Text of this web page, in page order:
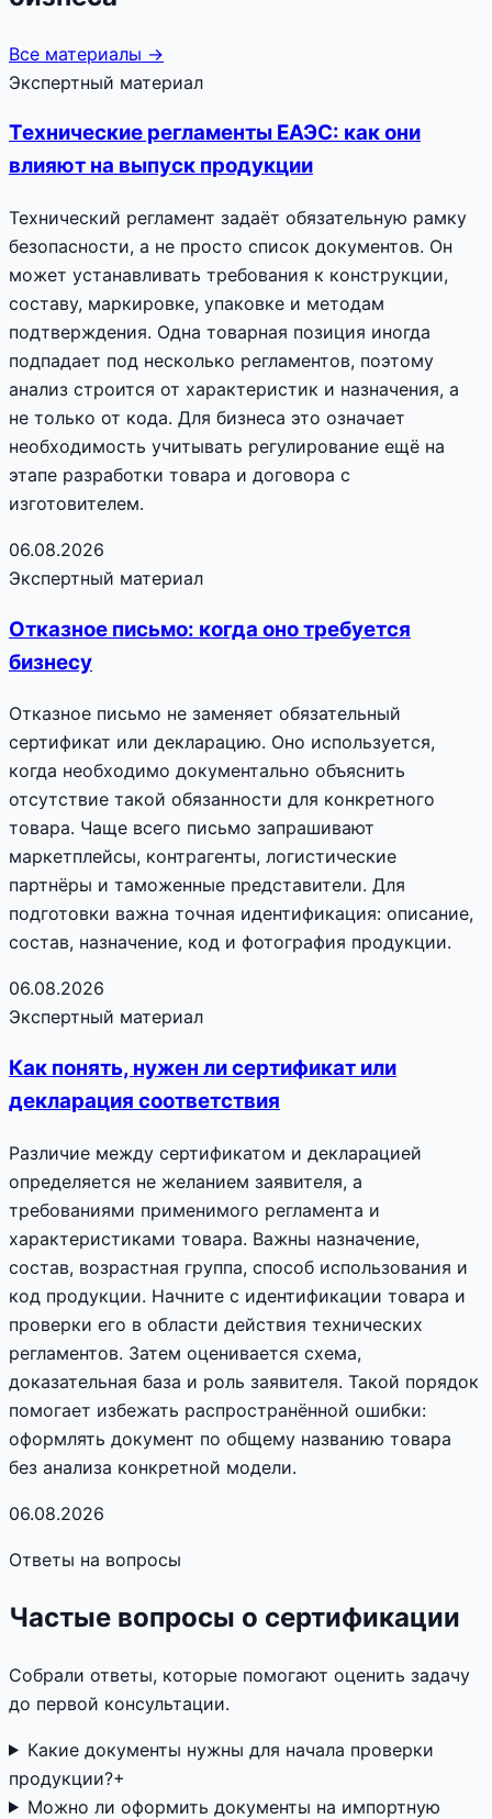
Все материалы →
Экспертный материал
Технические регламенты ЕАЭС: как они
влияют на выпуск продукции
Технический регламент задаёт обязательную рамку
безопасности, а не просто список документов. Он
может устанавливать требования к конструкции,
составу, маркировке, упаковке и методам
подтверждения. Одна товарная позиция иногда
подпадает под несколько регламентов, поэтому
анализ строится от характеристик и назначения, а
не только от кода. Для бизнеса это означает
необходимость учитывать регулирование ещё на
этапе разработки товара и договора с
изготовителем.
06.08.2026
Экспертный материал
Отказное письмо: когда оно требуется
бизнесу
Отказное письмо не заменяет обязательный
сертификат или декларацию. Оно используется,
когда необходимо документально объяснить
отсутствие такой обязанности для конкретного
товара. Чаще всего письмо запрашивают
маркетплейсы, контрагенты, логистические
партнёры и таможенные представители. Для
подготовки важна точная идентификация: описание,
состав, назначение, код и фотография продукции.
06.08.2026
Экспертный материал
Как понять, нужен ли сертификат или
декларация соответствия
Различие между сертификатом и декларацией
определяется не желанием заявителя, а
требованиями применимого регламента и
характеристиками товара. Важны назначение,
состав, возрастная группа, способ использования и
код продукции. Начните с идентификации товара и
проверки его в области действия технических
регламентов. Затем оценивается схема,
доказательная база и роль заявителя. Такой порядок
помогает избежать распространённой ошибки:
оформлять документ по общему названию товара
без анализа конкретной модели.
06.08.2026
Ответы на вопросы
Частые вопросы о сертификации
Собрали ответы, которые помогают оценить задачу
до первой консультации.
Какие документы нужны для начала проверки
продукции?+
Можно ли оформить документы на импортную